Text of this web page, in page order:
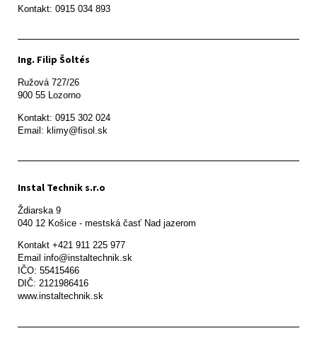
Ing. Filip Šoltés
Ružová 727/26
900 55 Lozorno
Kontakt: 0915 302 024
Email: klimy@fisol.sk
Instal Technik s.r.o
Ždiarska 9
Kontakt +421 911 225 977
Email info@instaltechnik.sk
IČO: 55415466
DIČ: 2121986416
www.instaltechnik.sk